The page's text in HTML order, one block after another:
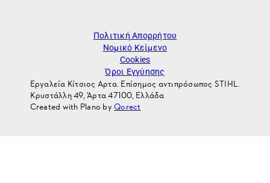
Πολιτική Απορρήτου
Νομικό Κείμενο
Cookies
Όροι Εγγύησης
Εργαλεία Κίτσιος Αρτα. Επίσημος αντιπρόσωπος STIHL.
Κρυστάλλη 49, Άρτα 47100, Ελλάδα
Created with Plano byQorect